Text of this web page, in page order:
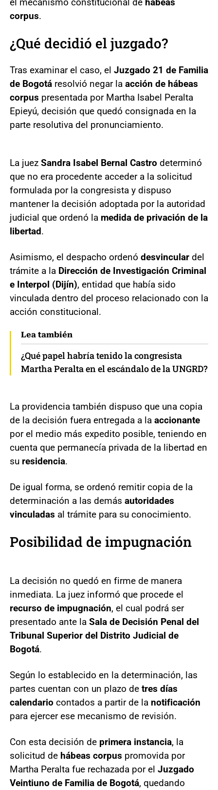
corpus.
¿Qué decidió el juzgado?
Tras examinar el caso, el Juzgado 21 de Familia
de Bogotá resolvió negar la acción de hábeas
corpus presentada por Martha Isabel Peralta
Epieyú, decisión que quedó consignada en la
parte resolutiva del pronunciamiento.
La juez Sandra Isabel Bernal Castro determinó
que no era procedente acceder a la solicitud
formulada por la congresista y dispuso
mantener la decisión adoptada por la autoridad
judicial que ordenó la medida de privación de la
libertad.
Asimismo, el despacho ordenó desvincular del
trámite a la Dirección de Investigación Criminal
e Interpol (Dijín), entidad que había sido
vinculada dentro del proceso relacionado con la
acción constitucional.
Lea también
¿Qué papel habría tenido la congresista
Martha Peralta en el escándalo de la UNGRD?
La providencia también dispuso que una copia
de la decisión fuera entregada a la accionante
por el medio más expedito posible, teniendo en
cuenta que permanecía privada de la libertad en
su residencia.
De igual forma, se ordenó remitir copia de la
determinación a las demás autoridades
vinculadas al trámite para su conocimiento.
Posibilidad de impugnación
La decisión no quedó en firme de manera
inmediata. La juez informó que procede el
recurso de impugnación, el cual podrá ser
presentado ante la Sala de Decisión Penal del
Tribunal Superior del Distrito Judicial de
Bogotá.
Según lo establecido en la determinación, las
partes cuentan con un plazo de tres días
calendario contados a partir de la notificación
para ejercer ese mecanismo de revisión.
Con esta decisión de primera instancia, la
solicitud de hábeas corpus promovida por
Martha Peralta fue rechazada por el Juzgado
Veintiuno de Familia de Bogotá, quedando